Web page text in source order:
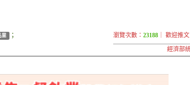
業 ； 瀏覽次數： 23188 ｜ 歡迎推文
經濟部